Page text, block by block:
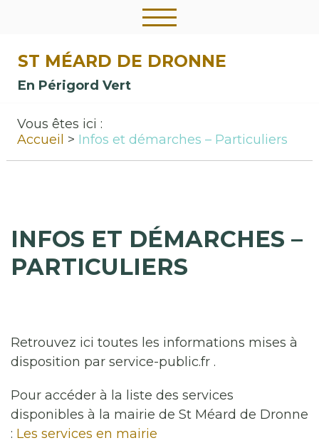
ST MÉARD DE DRONNE
En Périgord Vert
Vous êtes ici :
Accueil
Infos et démarches – Particuliers
INFOS ET DÉMARCHES –
PARTICULIERS
Retrouvez ici toutes les informations mises à
disposition par service-public.fr .
Pour accéder à la liste des services
disponibles à la mairie de St Méard de Dronne
: Les services en mairie